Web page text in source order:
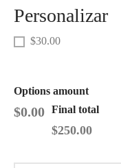
Personalizar
$30.00
Options amount
$0.00 Final total
$250.00
para Bolso